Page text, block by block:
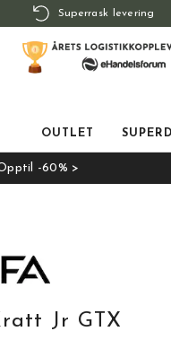
Superrask levering
OUTLET
-60% >
Jr GTX